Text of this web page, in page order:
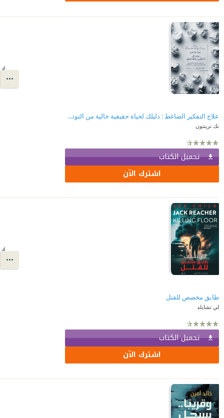
علاج التفكير الضاغط : دليلك لحياة حقيقية خالية من التوتر والقلق
نك ترينتون
تحميل الكتاب
اشترك الآن
طابق مخصص للقتل
لي تشايلد
تحميل الكتاب
اشترك الآن